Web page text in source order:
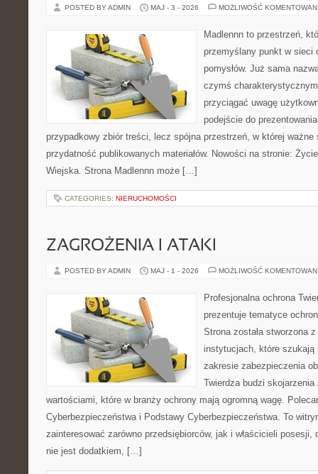
POSTED BY ADMIN MAJ - 3 - 2026 MOŻLIWOŚĆ
Madlennn to przestrzeń,
przemyślany punkt w sieci
pomysłów. Już sama
czymś
przyciągać uwagę
podejście do
przypadkowy zbiór treści, lecz spójna przestrzeń, w której
przydatność publikowanych materiałów. Nowości na stronie:
Wiejska. Strona Madlennn może […]
CATEGORIES: NIERUCHOMOŚCI
ZAGROŻENIA I ATAKI
POSTED BY ADMIN MAJ - 1 - 2026 MOŻLIWOŚĆ
Profesjonalna ochrona
prezentuje tematyce
Strona została stworzona
instytucjach, które szukają
zakresie zabezpieczenia
Twierdza budzi
wartościami, które w branży ochrony mają ogromną wagę.
Cyberbezpieczeństwa i Podstawy Cyberbezpieczeństwa. To
zainteresować zarówno przedsiębiorców, jak i właścicieli
nie jest dodatkiem, […]